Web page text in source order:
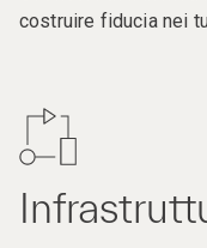
costruire fiducia nei